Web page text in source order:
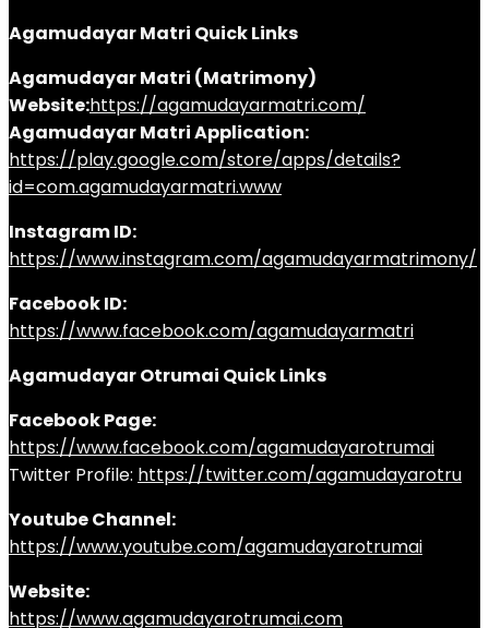
Agamudayar Matri Quick Links
Agamudayar Matri (Matrimony)
Website:https://agamudayarmatri.com/
Agamudayar Matri Application:
https://play.google.com/store/apps/details?
id=com.agamudayarmatri.www
Instagram ID:
https://www.instagram.com/agamudayarmatrimony/
Facebook ID:
https://www.facebook.com/agamudayarmatri
Agamudayar Otrumai Quick Links
Facebook Page:
https://www.facebook.com/agamudayarotrumai
Twitter Profile: https://twitter.com/agamudayarotru
Youtube Channel:
https://www.youtube.com/agamudayarotrumai
Website:
https://www.agamudayarotrumai.com